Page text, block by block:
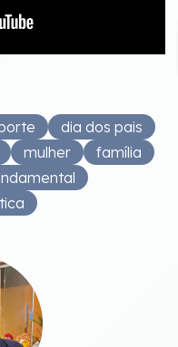
dia dos pais
mulher
família